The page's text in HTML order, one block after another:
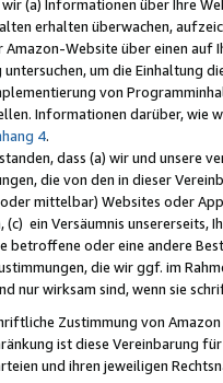
(a) Informationen über Ihre
erhalten überwachen,
Website über einen
um die Einhaltung
von
Informationen darüber, wie
4.
dass (a) wir und
die von den in dieser
mittelbar) Websites oder
ein Versäumnis unsererseits,
betroffene oder eine andere
die wir ggf. im
nur wirksam sind, wenn sie
Zustimmung von
ist diese Vereinbarung
und ihren jeweiligen